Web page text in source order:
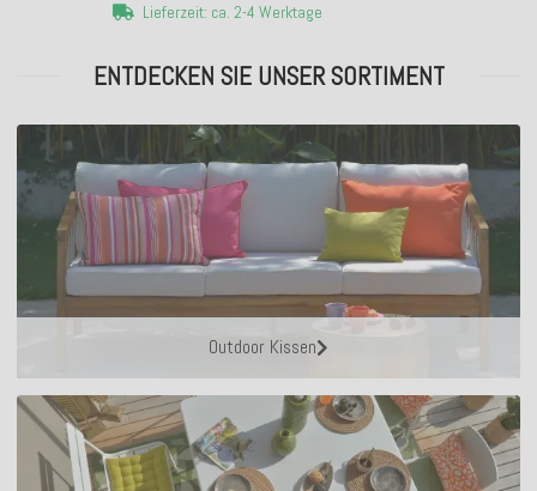
Lieferzeit: ca. 2-4 Werktage
ENTDECKEN SIE UNSER SORTIMENT
Outdoor Kissen